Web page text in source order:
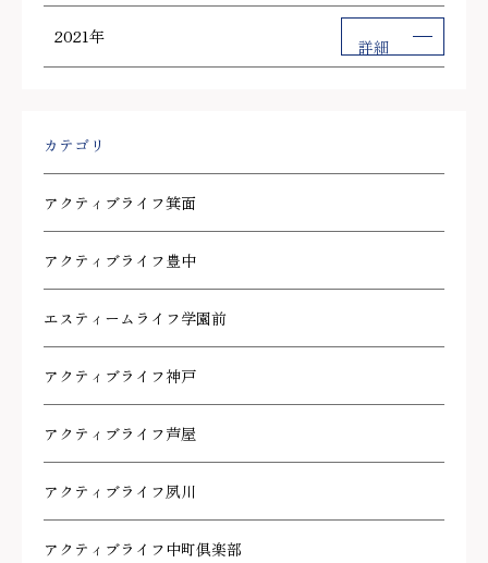
2021年 詳細
カテゴリ
アクティブライフ箕面
アクティブライフ豊中
エスティームライフ学園前
アクティブライフ神戸
アクティブライフ芦屋
アクティブライフ夙川
アクティブライフ中町倶楽部